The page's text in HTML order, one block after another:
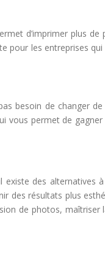
d’imprimer plus
les entreprises
besoin de changer
vous permet de
des alternatives
des résultats plus
de photos,